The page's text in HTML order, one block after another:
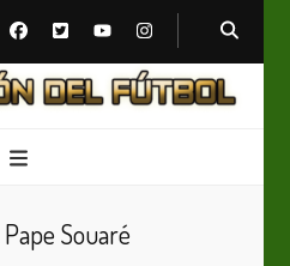
Pape Souaré